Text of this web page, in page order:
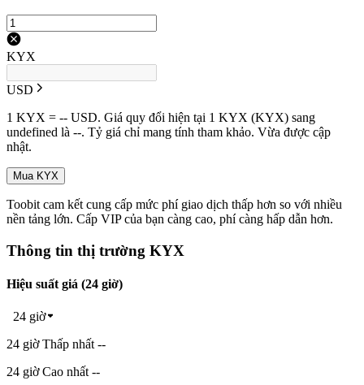
KYX
USD
1 KYX = -- USD. Giá quy đổi hiện tại 1 KYX (KYX) sang
undefined là --. Tỷ giá chỉ mang tính tham khảo. Vừa được cập
nhật.
Mua KYX
Toobit cam kết cung cấp mức phí giao dịch thấp hơn so với nhiều
nền tảng lớn. Cấp VIP của bạn càng cao, phí càng hấp dẫn hơn.
Thông tin thị trường KYX
Hiệu suất giá (24 giờ)
24 giờ
24 giờ Thấp nhất --
24 giờ Cao nhất --